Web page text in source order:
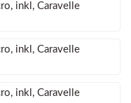
inkl, Caravelle
inkl, Caravelle
inkl, Caravelle